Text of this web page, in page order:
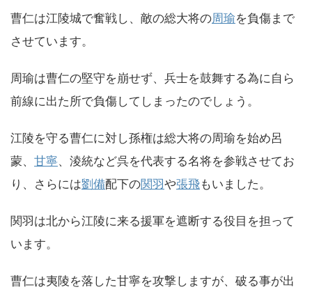
曹仁は江陵城で奮戦し、敵の総大将の周瑜を負傷まで
させています。
周瑜は曹仁の堅守を崩せず、兵士を鼓舞する為に自ら
前線に出た所で負傷してしまったのでしょう。
江陵を守る曹仁に対し孫権は総大将の周瑜を始め呂
蒙、 甘寧、淩統など呉を代表する名将を参戦させてお
り、さらには劉備配下の関羽や張飛もいました。
関羽は北から江陵に来る援軍を遮断する役目を担って
います。
曹仁は夷陵を落した甘寧を攻撃しますが、破る事が出